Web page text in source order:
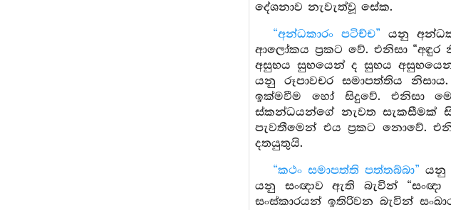
දේශනාව නැවැත්වූ සේක.
“අන්ධකාරං පටිච්ච” යනු
ආලෝකය ප්‍රකට වේ. එනිසා “අඳුර
අසුභය සුභයෙන් ද සුභය
යනු රූපාවචර සමාපත්තිය
ඉක්මවීම හෝ සිදුවේ. එනිසා
ස්කන්ධයන්ගේ නැවත සැකසීමක්
පැවතීමෙන් එය ප්‍රකට නොවේ.
දතයුතුයි.
“කථං සමාපත්ති පත්තබ්බා” යනු
යනු සංඥාව ඇති බැවින්
සංස්කාරයන් ඉතිරිවන බැවින්